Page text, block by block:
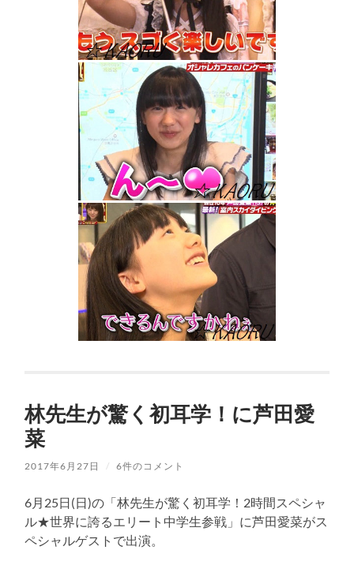
林先生が驚く初耳学！に芦田愛
菜
2017年6月27日 / 6件のコメント
6月25日(日)の「林先生が驚く初耳学！2時間スペシャ
ル★世界に誇るエリート中学生参戦」に芦田愛菜がス
ペシャルゲストで出演。